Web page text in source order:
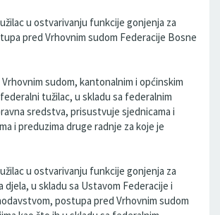
u ostvarivanju funkcije gonjenja za
pred Vrhovnim sudom Federacije Bosne
sudom, kantonalnim i općinskim
tužilac, u skladu sa federalnim
sredstva, prisustvuje sjednicama i
i preduzima druge radnje za koje je
u ostvarivanju funkcije gonjenja za
djela, u skladu sa Ustavom Federacije i
postupa pred Vrhovnim sudom